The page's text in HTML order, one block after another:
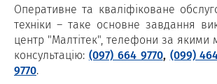
Оперативне та кваліфіковане
техніки – таке основне завдання
центр "Малтітек", телефони за якими
консультацію: (097) 664 9770, (099)
9770.